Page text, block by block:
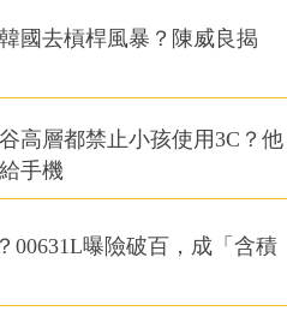
國去槓桿風暴？陳威良揭
高層都禁止小孩使用3C？他
手機
00631L曝險破百，成「含積